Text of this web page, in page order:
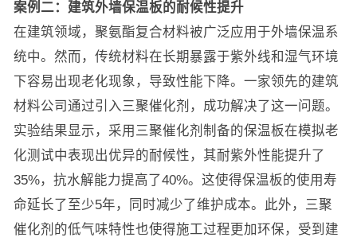
案例二：建筑外墙保温板的耐候性提升
在建筑领域，聚氨酯复合材料被广泛应用于外墙保温系
统中。然而，传统材料在长期暴露于紫外线和湿气环境
下容易出现老化现象，导致性能下降。一家领先的建筑
材料公司通过引入三聚催化剂，成功解决了这一问题。
实验结果显示，采用三聚催化剂制备的保温板在模拟老
化测试中表现出优异的耐候性，其耐紫外性能提升了
35%，抗水解能力提高了40%。这使得保温板的使用寿
命延长了至少5年，同时减少了维护成本。此外，三聚
催化剂的低气味特性也使得施工过程更加环保，受到建